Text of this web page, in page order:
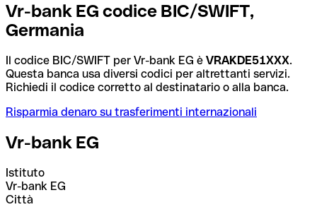
Vr-bank EG codice BIC/SWIFT,
Germania
Il codice BIC/SWIFT per Vr-bank EG è VRAKDE51XXX.
Questa banca usa diversi codici per altrettanti servizi.
Richiedi il codice corretto al destinatario o alla banca.
Risparmia denaro su trasferimenti internazionali
Vr-bank EG
Istituto
Vr-bank EG
Città